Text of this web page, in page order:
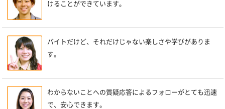
けることができています。
バイトだけど、それだけじゃない楽しさや学びがありま
す。
わからないことへの質疑応答によるフォローがとても迅速
で、安心できます。